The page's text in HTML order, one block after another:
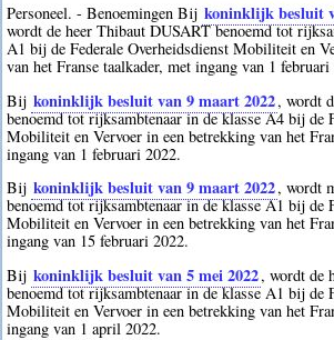
Personeel. - Benoemingen Bij koninklijk besluit
wordt de heer Thibaut DUSART benoemd tot
A1 bij de Federale Overheidsdienst Mobiliteit en
van het Franse taalkader, met ingang van 1 februari
Bij koninklijk besluit van 9 maart 2022, wordt
benoemd tot rijksambtenaar in de klasse A4 bij de
Mobiliteit en Vervoer in een betrekking van het
ingang van 1 februari 2022.
Bij koninklijk besluit van 9 maart 2022, wordt
benoemd tot rijksambtenaar in de klasse A1 bij de
Mobiliteit en Vervoer in een betrekking van het
ingang van 15 februari 2022.
Bij koninklijk besluit van 5 mei 2022, wordt de
benoemd tot rijksambtenaar in de klasse A1 bij de
Mobiliteit en Vervoer in een betrekking van het
ingang van 1 april 2022.